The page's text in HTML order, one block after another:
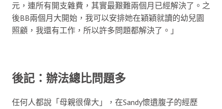
元，連所有開支雜費，其實最艱難兩個月已經解決了。之
後BB兩個月大開始，我可以安排她在穎穎就讀的幼兒園
照顧，我還有工作，所以許多問題都解決了。」
後記：辦法總比問題多
任何人都說「母親很偉大」，在Sandy懷遺腹子的經歷